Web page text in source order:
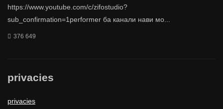
https://www.youtube.com/c/zifostudio?
sub_confirmation=1performer ба канали нави мо...
376 649
privacies
privacies